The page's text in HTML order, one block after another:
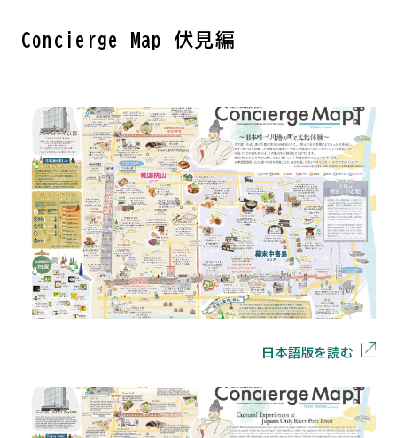
Concierge Map 伏見編
日本語版を読む